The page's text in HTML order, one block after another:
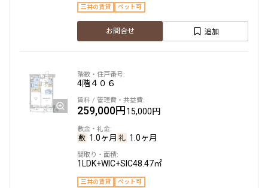
三井の賃貸 ペット可
お問合せ 追加
4階４０６
259,000円15,000円
1.0ヶ月 1.0ヶ月
1LDK+WIC+SIC48.47㎡
三井の賃貸 ペット可